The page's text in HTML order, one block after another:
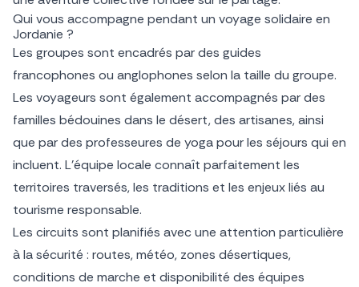
Qui vous accompagne pendant un voyage solidaire en
Jordanie ?
Les groupes sont encadrés par des guides
francophones ou anglophones selon la taille du groupe.
Les voyageurs sont également accompagnés par des
familles bédouines dans le désert, des artisanes, ainsi
que par des professeures de yoga pour les séjours qui en
incluent. L’équipe locale connaît parfaitement les
territoires traversés, les traditions et les enjeux liés au
tourisme responsable.
Les circuits sont planifiés avec une attention particulière
à la sécurité : routes, météo, zones désertiques,
conditions de marche et disponibilité des équipes